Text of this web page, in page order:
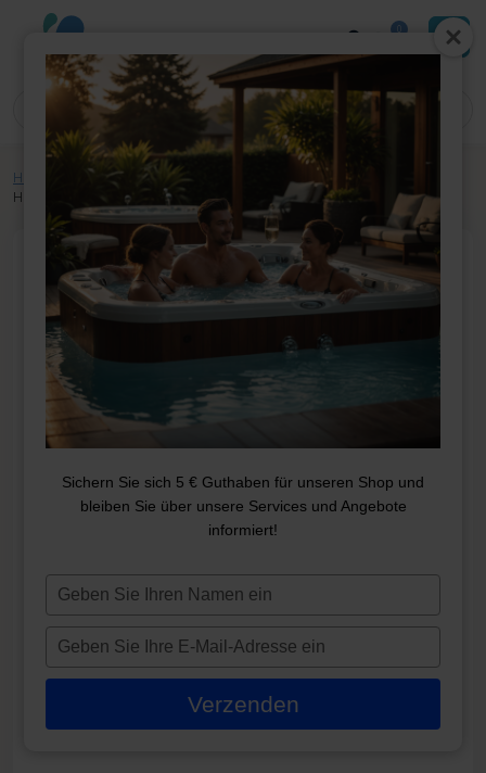
0
Home Whirlpool-Teile Heizelement
Heizelement Titan
2.0KW HEIZELEMENT TITAN
73,95€
Auf Lager
Sichern Sie sich 5 € Guthaben für unseren Shop und
bleiben Sie über unsere Services und Angebote
informiert!
Typ
naam
Typ
e-
in
Verzenden